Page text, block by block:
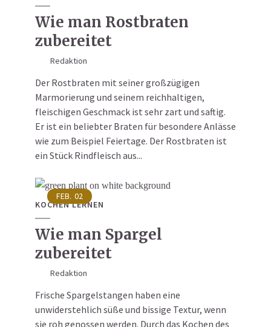
Wie man Rostbraten
zubereitet
Redaktion
Der Rostbraten mit seiner großzügigen
Marmorierung und seinem reichhaltigen,
fleischigen Geschmack ist sehr zart und saftig.
Er ist ein beliebter Braten für besondere Anlässe
wie zum Beispiel Feiertage. Der Rostbraten ist
ein Stück Rindfleisch aus...
FEB. 02
KOCHEN LERNEN
Wie man Spargel
zubereitet
Redaktion
Frische Spargelstangen haben eine
unwiderstehlich süße und bissige Textur, wenn
sie roh genossen werden. Durch das Kochen des